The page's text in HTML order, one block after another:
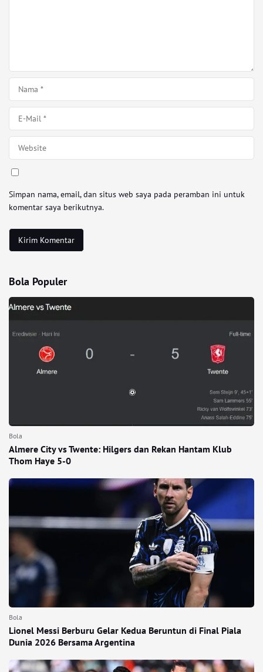
Simpan nama, email, dan situs web saya pada peramban ini untuk
komentar saya berikutnya.
Bola Populer
Bola
Almere City vs Twente: Hilgers dan Rekan Hantam Klub
Thom Haye 5-0
Bola
Lionel Messi Berburu Gelar Kedua Beruntun di Final Piala
Dunia 2026 Bersama Argentina